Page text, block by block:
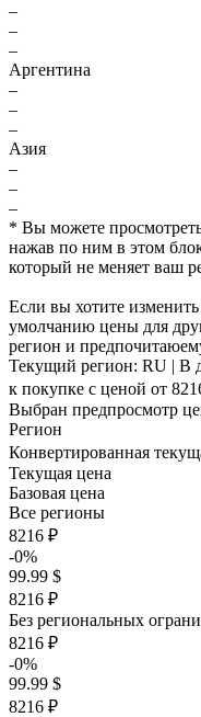
–
–
–
Аргентина
–
–
–
Азия
–
–
–
* Вы можете
нажав по ним в этом
который не меняет ваш
Если вы хотите
умолчанию цены для
регион и
Текущий регион: RU | В
к покупке с ценой от
Выбран предпросмотр
Регион
Конвертированная
Текущая цена
Базовая цена
Все регионы
8216 ₽
-0%
99.99 $
8216 ₽
Без региональных
8216 ₽
-0%
99.99 $
8216 ₽